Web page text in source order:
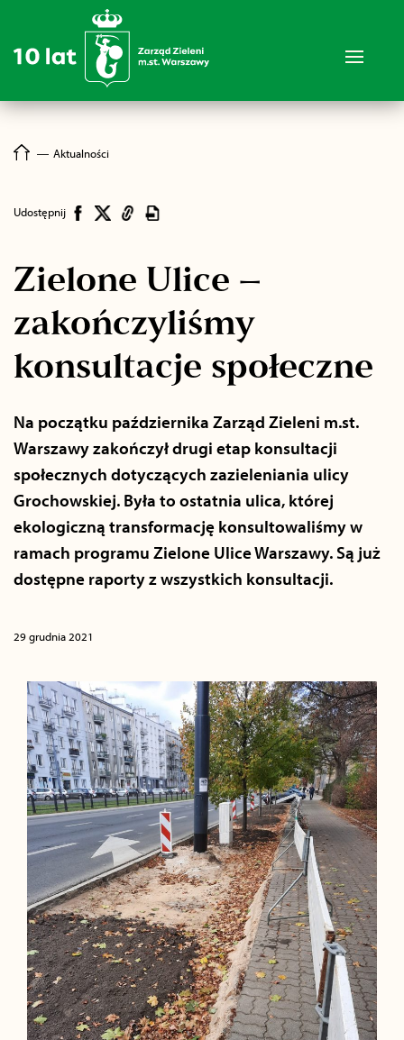
― Aktualności
Udostępnij
Zielone Ulice –
zakończyliśmy
konsultacje społeczne
Na początku października Zarząd Zieleni m.st.
Warszawy zakończył drugi etap konsultacji
społecznych dotyczących zazieleniania ulicy
Grochowskiej. Była to ostatnia ulica, której
ekologiczną transformację konsultowaliśmy w
ramach programu Zielone Ulice Warszawy. Są już
dostępne raporty z wszystkich konsultacji.
29 grudnia 2021